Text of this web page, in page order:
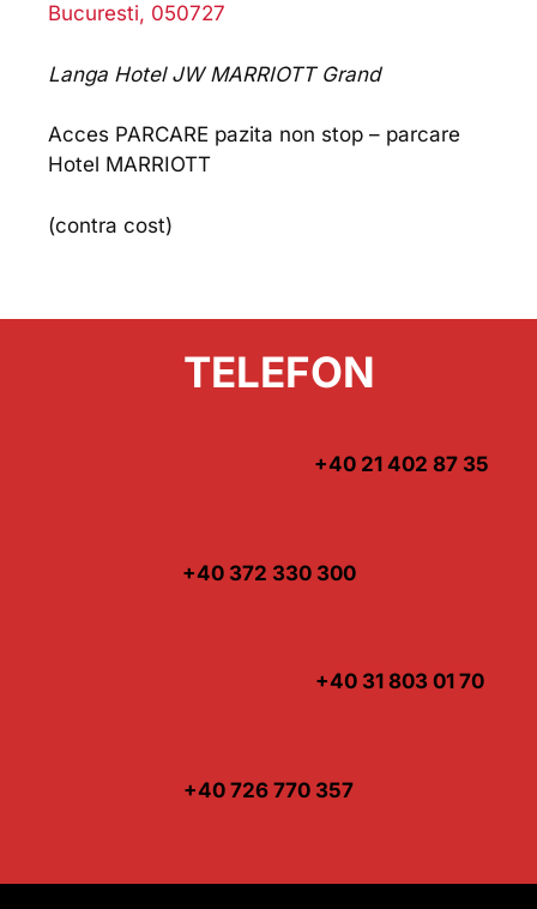
Bucuresti, 050727
Langa Hotel JW MARRIOTT Grand
Acces PARCARE pazita non stop – parcare
Hotel MARRIOTT
(contra cost)
TELEFON
+40 21 402 87 35
+40 372 330 300
+40 31 803 01 70
+40 726 770 357